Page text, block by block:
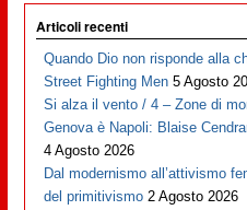
Articoli recenti
Quando Dio non risponde alla
Street Fighting Men 5 Agosto
Si alza il vento / 4 – Zone di
Genova è Napoli: Blaise
4 Agosto 2026
Dal modernismo all’attivismo
del primitivismo 2 Agosto 2026